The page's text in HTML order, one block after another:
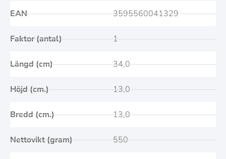
EAN
Faktor (antal)
Längd (cm)
Höjd (cm.)
Bredd (cm.)
Nettovikt (gram)
3595560041329
1
34,0
13,0
13,0
550